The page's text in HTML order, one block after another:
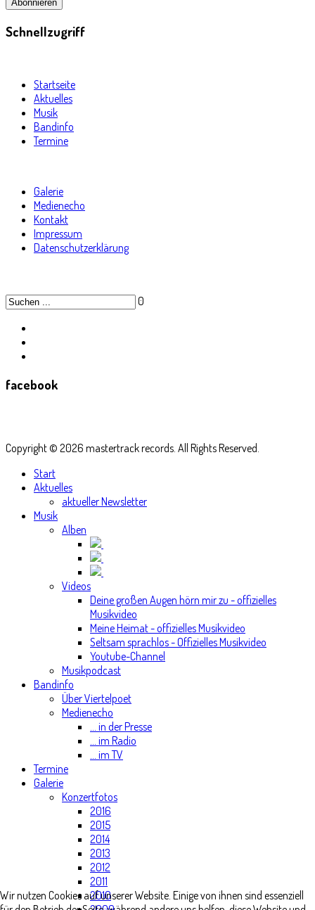
Schnellzugriff
Startseite
Aktuelles
Musik
Bandinfo
Termine
Galerie
Medienecho
Kontakt
Impressum
Datenschutzerklärung
0
facebook
Copyright © 2026 mastertrack records. All Rights Reserved.
Start
Aktuelles
aktueller Newsletter
Musik
Alben
Videos
Deine großen Augen hörn mir zu - offizielles
Musikvideo
Meine Heimat - offizielles Musikvideo
Seltsam sprachlos - Offizielles Musikvideo
Youtube-Channel
Musikpodcast
Bandinfo
Über Viertelpoet
Medienecho
... in der Presse
... im Radio
... im TV
Termine
Galerie
Konzertfotos
2016
2015
2014
2013
2012
2011
2010
Wir nutzen Cookies auf unserer Website. Einige von ihnen sind essenziell